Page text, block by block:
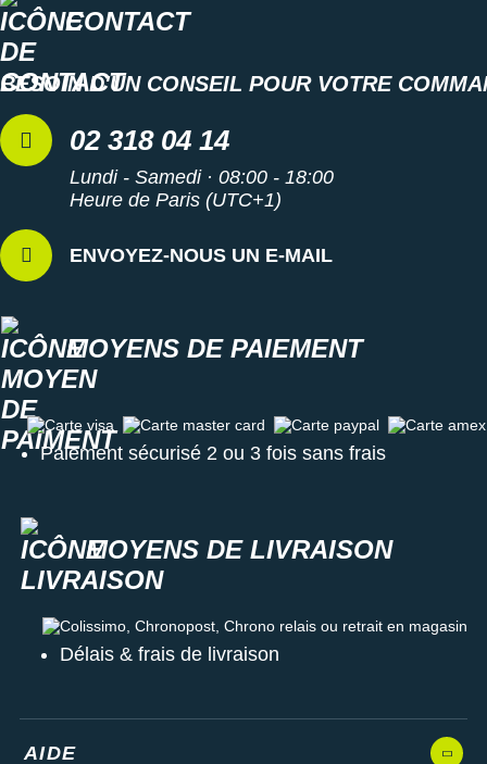
CONTACT
BESOIN D'UN CONSEIL POUR VOTRE
02 318 04 14
Lundi - Samedi · 08:00 - 18:00
Heure de Paris (UTC+1)
ENVOYEZ-NOUS UN E-MAIL
MOYENS DE PAIEMENT
Carte visa Carte master card Carte paypal Carte amex
Paiement sécurisé 2 ou 3 fois sans frais
MOYENS DE LIVRAISON
Colissimo, Chronopost, Chrono relais ou retrait en magasin
Délais & frais de livraison
AIDE